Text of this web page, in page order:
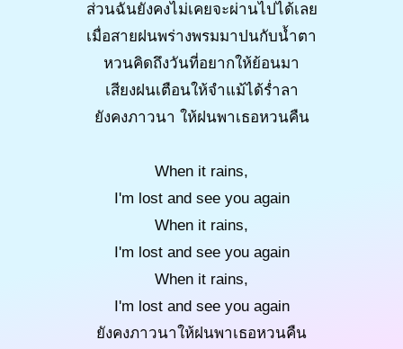
ส่วนฉันยังคงไม่เคยจะผ่านไปได้เลย
เมื่อสายฝนพร่างพรมมาปนกับน้ำตา
หวนคิดถึงวันที่อยากให้ย้อนมา
เสียงฝนเตือนให้จำแม้ได้ร่ำลา
ยังคงภาวนา ให้ฝนพาเธอหวนคืน
When it rains,
I'm lost and see you again
When it rains,
I'm lost and see you again
When it rains,
I'm lost and see you again
ยังคงภาวนาให้ฝนพาเธอหวนคืน